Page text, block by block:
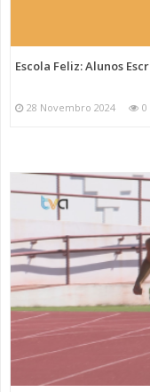
Escola Feliz: Alunos
28 Novembro 2024 0